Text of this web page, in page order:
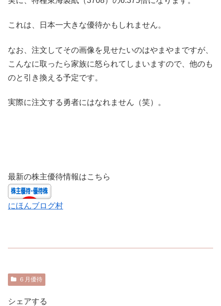
これは、日本一大きな優待かもしれません。
なお、注文してその画像を見せたいのはやまやまですが、
こんなに取ったら家族に怒られてしまいますので、他のも
のと引き換える予定です。
実際に注文する勇者にはなれません（笑）。
最新の株主優待情報はこちら
にほんブログ村
６月優待
シェアする